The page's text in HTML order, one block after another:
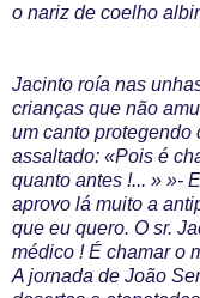
o nariz de coelho
Jacinto roía nas
crianças que não
um canto protegendo
assaltado: «Pois é
quanto antes !... » »-
aprovo lá muito a
que eu quero. O sr.
médico ! É chamar o
A jornada de João